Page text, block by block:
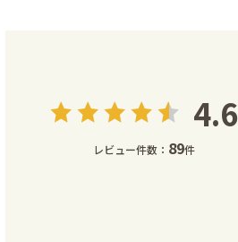
4.6
レビュー件数： 89件